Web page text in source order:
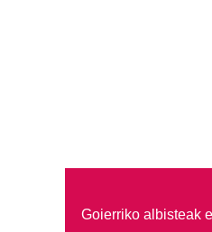
Goierriko albisteak